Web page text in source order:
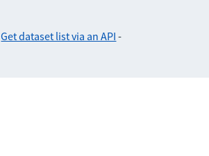
Get dataset list via an API -